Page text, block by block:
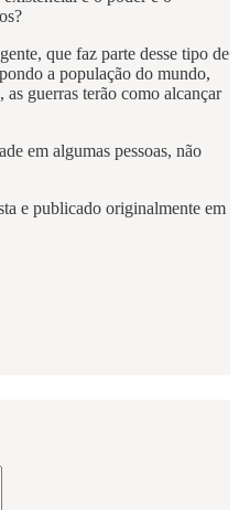
que faz parte desse tipo de
a população do mundo,
guerras terão como alcançar
em algumas pessoas, não
e publicado originalmente em